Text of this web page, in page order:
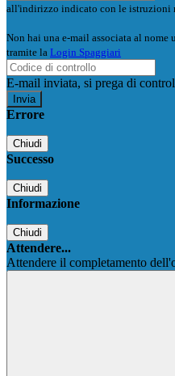
all'indirizzo indicato con le istruzioni
Non hai una e-mail associata al nome
tramite la Login Spaggiari
E-mail inviata, si prega di
Errore
Chiudi
Successo
Chiudi
Informazione
Chiudi
Attendere...
Attendere il completamento